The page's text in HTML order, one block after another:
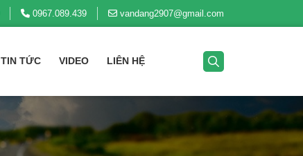
0967.089.439 vandang2907@gmail.com
TIN TỨC VIDEO LIÊN HỆ